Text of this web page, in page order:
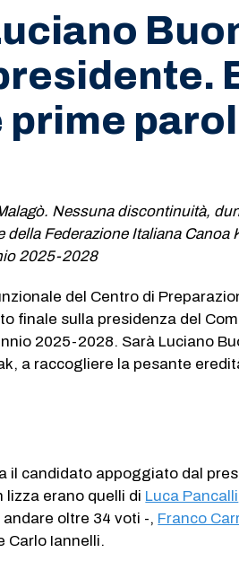
prime
Nessuna discontinuità,
Federazione Italiana Canoa
2025-2028
del Centro di
finale sulla presidenza del
2025-2028. Sarà Luciano
a raccogliere la pesante
il candidato appoggiato dal
lizza erano quelli di Luca Pancalli
oltre 34 voti -, Franco
Carlo Iannelli.